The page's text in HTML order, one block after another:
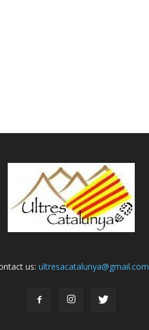
us:ultresacatalunya@gmail.com